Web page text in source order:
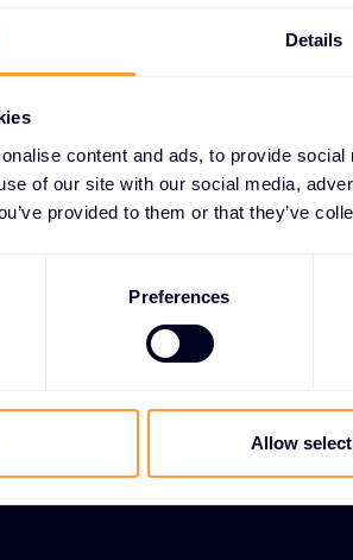
Details
content and ads, to provide
of our site with our social media,
provided to them or that they’ve
Preferences
Allow
yürütme